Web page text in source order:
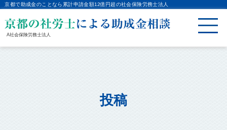
京都で助成金のことなら累計申請金額12億円超の社会保険労務士法人
A社会保険労務士法人
投稿